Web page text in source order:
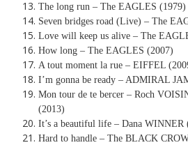
The long run – The EAGLES (1979)
Seven bridges road (Live) – The
Love will keep us alive – The
How long – The EAGLES (2007)
A tout moment la rue – EIFFEL
I’m gonna be ready – ADMIRAL
Mon tour de te bercer – Roch
(2013)
It’s a beautiful life – Dana WINNER
Hard to handle – The BLACK